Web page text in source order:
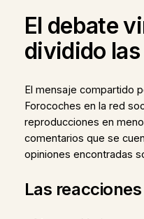
El debate
dividido
El mensaje compartido
Forocoches en la red
reproducciones en
comentarios que se
opiniones encontradas
Las